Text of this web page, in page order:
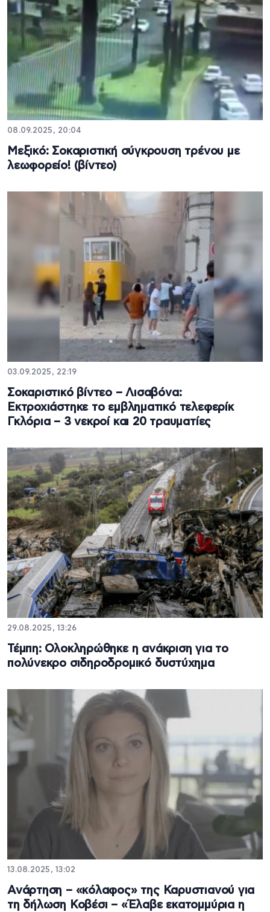
08.09.2025, 20:04
Μεξικό: Σοκαριστική σύγκρουση τρένου με
λεωφορείο! (βίντεο)
03.09.2025, 22:19
Σοκαριστικό βίντεο – Λισαβόνα:
Εκτροχιάστηκε το εμβληματικό τελεφερίκ
Γκλόρια – 3 νεκροί και 20 τραυματίες
29.08.2025, 13:26
Τέμπη: Ολοκληρώθηκε η ανάκριση για το
πολύνεκρο σιδηροδρομικό δυστύχημα
13.08.2025, 13:02
Ανάρτηση – «κόλαφος» της Καρυστιανού για
τη δήλωση Κοβέσι – «Έλαβε εκατομμύρια η